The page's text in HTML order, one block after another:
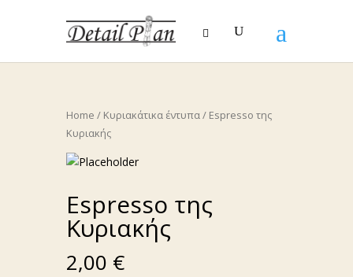
Home / Κυριακάτικα έντυπα/ Espresso της
Κυριακής
Espresso της
Κυριακής
2,00 €